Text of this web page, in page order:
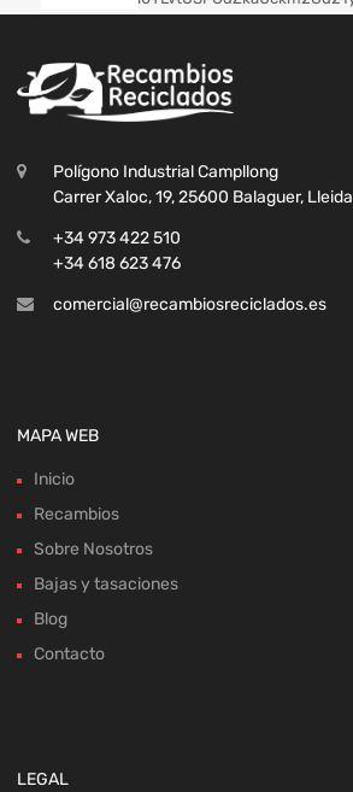
Polígono Industrial Campllong
Carrer Xaloc, 19, 25600 Balaguer, Lleida
+34 973 422 510
+34 618 623 476
comercial@recambiosreciclados.es
MAPA WEB
Inicio
Recambios
Sobre Nosotros
Bajas y tasaciones
Blog
Contacto
LEGAL